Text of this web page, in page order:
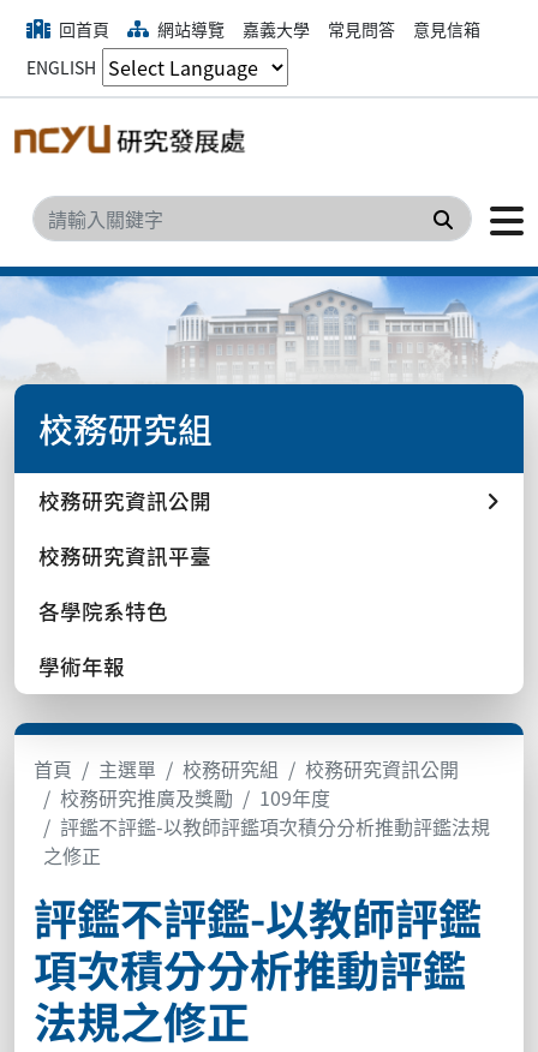
回首頁 網站導覽 嘉義大學 常見問答
意見信箱
ENGLISH
搜尋
校務研究組
校務研究資訊公開
校務研究資訊平臺
各學院系特色
學術年報
首頁 主選單 校務研究組
校務研究資訊公開
校務研究推廣及獎勵
109年度
評鑑不評鑑-以教師評鑑項次積分分析推動評鑑法規
之修正
評鑑不評鑑-以教師評鑑
項次積分分析推動評鑑
法規之修正